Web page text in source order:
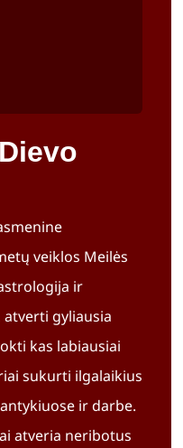
veiklos Meilės
ir
gyliausia
kas labiausiai
sukurti ilgalaikius
ir darbe.
atveria neribotus